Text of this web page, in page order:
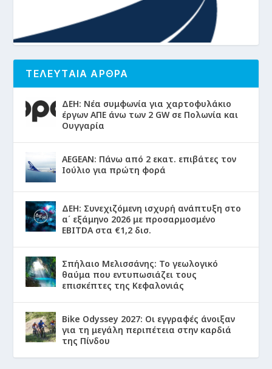
ΤΕΛΕΥΤΑΙΑ ΑΡΘΡΑ
ΔΕΗ: Νέα συμφωνία για χαρτοφυλάκιο
έργων ΑΠΕ άνω των 2 GW σε Πολωνία και
Ουγγαρία
AEGEAN: Πάνω από 2 εκατ. επιβάτες τον
Ιούλιο για πρώτη φορά
ΔΕΗ: Συνεχιζόμενη ισχυρή ανάπτυξη στο
α΄ εξάμηνο 2026 με προσαρμοσμένο
EBITDA στα €1,2 δισ.
Σπήλαιο Μελισσάνης: Το γεωλογικό
θαύμα που εντυπωσιάζει τους
επισκέπτες της Κεφαλονιάς
Bike Odyssey 2027: Οι εγγραφές άνοιξαν
για τη μεγάλη περιπέτεια στην καρδιά
της Πίνδου